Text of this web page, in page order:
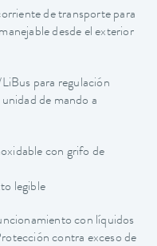
de transporte para
desde el exterior
para regulación
de mando a
con grifo de
legible
con líquidos
contra exceso de